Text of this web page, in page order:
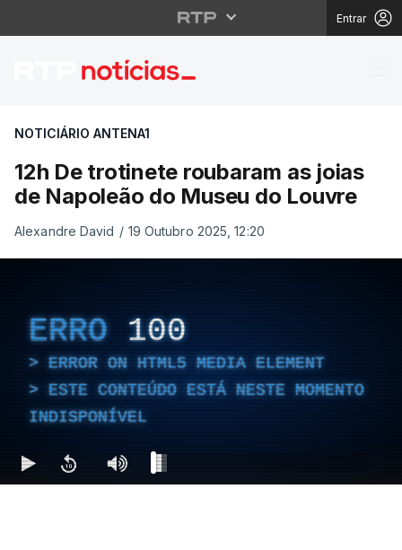
Entrar
12h De trotinete
NOTICIÁRIO ANTENA1
12h De trotinete roubaram as joias
de Napoleão do Museu do Louvre
Alexandre David / 19 Outubro 2025, 12:20
ERRO 100
ERROR ON HTML5 MEDIA ELEMENT
ESTE CONTEÚDO ESTÁ NESTE MOMENTO
INDISPONÍVEL